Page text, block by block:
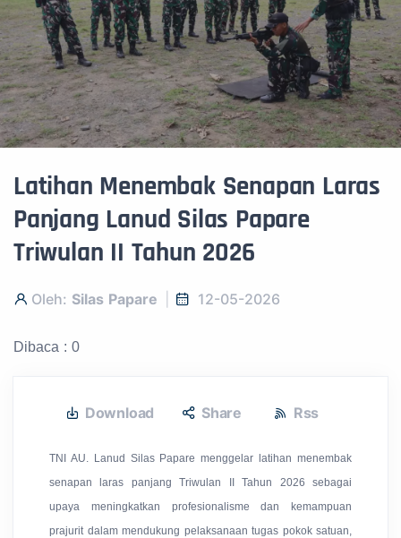
Latihan Menembak Senapan Laras
Panjang Lanud Silas Papare
Triwulan II Tahun 2026
Oleh: Silas Papare 12-05-2026
Dibaca : 0
Download Share Rss
TNI AU. Lanud Silas Papare menggelar latihan menembak
senapan laras panjang Triwulan II Tahun 2026 sebagai
upaya meningkatkan profesionalisme dan kemampuan
prajurit dalam mendukung pelaksanaan tugas pokok satuan,